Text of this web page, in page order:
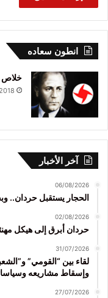
انطون سعاده
خلاص
آخر الأخبار
06/08/2026
الحجار يستقبل حردان..
02/08/2026
حردان أبرق إلى هيكل
31/07/2026
لقاء بين “القومي”
وإسقاط مشاريعه
27/07/2026